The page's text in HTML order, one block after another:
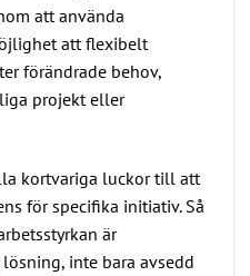
att använda
att flexibelt
förändrade behov,
projekt eller
kortvariga luckor till att
för specifika initiativ. Så
är
inte bara avsedd